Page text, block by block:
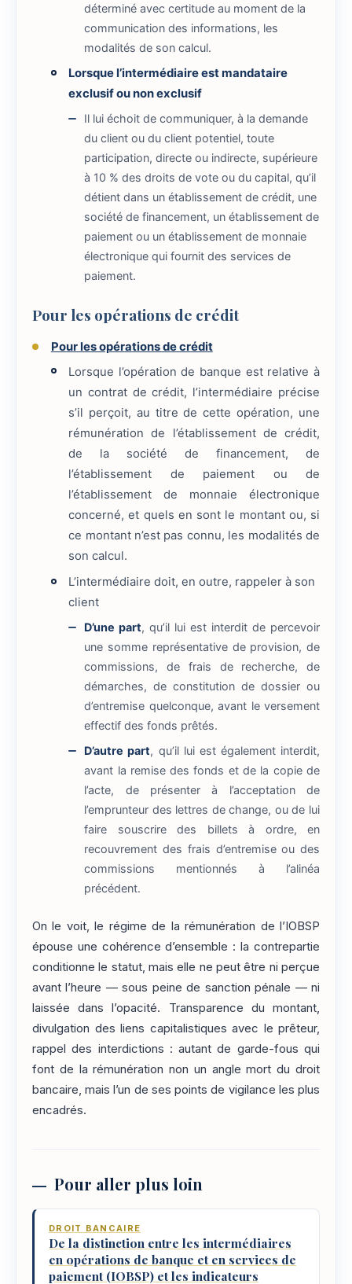
déterminé avec certitude au moment de la
communication des informations, les
modalités de son calcul.
Lorsque l’intermédiaire est mandataire
exclusif ou non exclusif
Il lui échoit de communiquer, à la demande
du client ou du client potentiel, toute
participation, directe ou indirecte, supérieure
à 10 % des droits de vote ou du capital, qu’il
détient dans un établissement de crédit, une
société de financement, un établissement de
paiement ou un établissement de monnaie
électronique qui fournit des services de
paiement.
Pour les opérations de crédit
Pour les opérations de crédit
Lorsque l’opération de banque est relative à
un contrat de crédit, l’intermédiaire précise
s’il perçoit, au titre de cette opération, une
rémunération de l’établissement de crédit,
de la société de financement, de
l’établissement de paiement ou de
l’établissement de monnaie électronique
concerné, et quels en sont le montant ou, si
ce montant n’est pas connu, les modalités de
son calcul.
L’intermédiaire doit, en outre, rappeler à son
client
D’une part, qu’il lui est interdit de percevoir
une somme représentative de provision, de
commissions, de frais de recherche, de
démarches, de constitution de dossier ou
d’entremise quelconque, avant le versement
effectif des fonds prêtés.
D’autre part, qu’il lui est également interdit,
avant la remise des fonds et de la copie de
l’acte, de présenter à l’acceptation de
l’emprunteur des lettres de change, ou de lui
faire souscrire des billets à ordre, en
recouvrement des frais d’entremise ou des
commissions mentionnés à l’alinéa
précédent.
On le voit, le régime de la rémunération de l’IOBSP
épouse une cohérence d’ensemble : la contrepartie
conditionne le statut, mais elle ne peut être ni perçue
avant l’heure — sous peine de sanction pénale — ni
laissée dans l’opacité. Transparence du montant,
divulgation des liens capitalistiques avec le prêteur,
rappel des interdictions : autant de garde-fous qui
font de la rémunération non un angle mort du droit
bancaire, mais l’un de ses points de vigilance les plus
encadrés.
Pour aller plus loin
DROIT BANCAIRE
De la distinction entre les intermédiaires
en opérations de banque et en services de
paiement (IOBSP) et les indicateurs